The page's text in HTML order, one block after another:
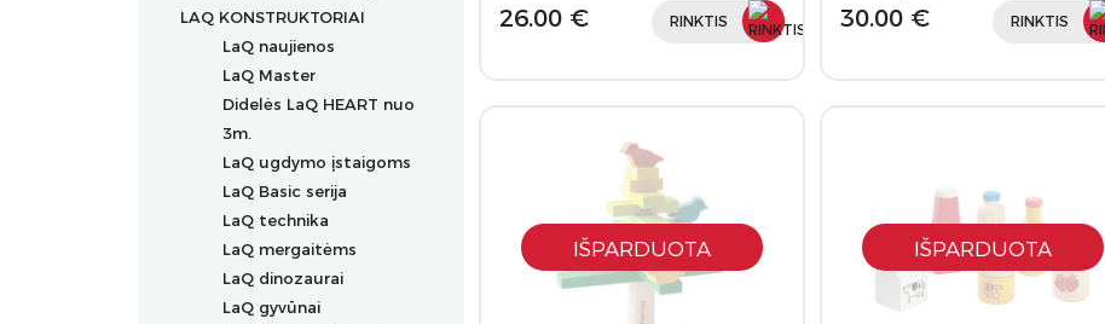
LAQ KONSTRUKTORIAI
LaQ naujienos
LaQ Master
Didelės LaQ HEART nuo
3m.
LaQ ugdymo įstaigoms
LaQ Basic serija
LaQ technika
LaQ mergaitėms
LaQ dinozaurai
LaQ gyvūnai
26.00 € RINKTIS 30.00 € RINKTIS
IŠPARDUOTA IŠPARDUOTA